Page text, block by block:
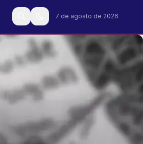
7 de agosto de 2026